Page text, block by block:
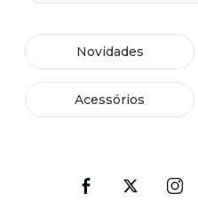
Novidades
Acessórios